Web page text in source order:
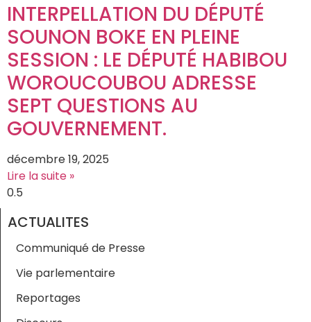
INTERPELLATION DU DÉPUTÉ
SOUNON BOKE EN PLEINE
SESSION : LE DÉPUTÉ HABIBOU
WOROUCOUBOU ADRESSE
SEPT QUESTIONS AU
GOUVERNEMENT.
décembre 19, 2025
Lire la suite »
ACTUALITES
Communiqué de Presse
Vie parlementaire
Reportages